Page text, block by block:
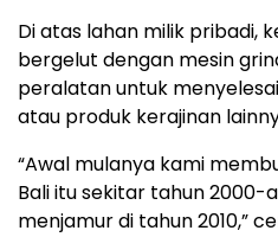
Di atas lahan milik pribadi,
bergelut dengan mesin
peralatan untuk
atau produk kerajinan
“Awal mulanya kami
Bali itu sekitar tahun 2000-
menjamur di tahun 2010,”